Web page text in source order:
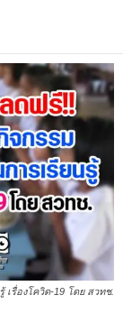
เรื่องโควิด-19 โดย สวทช.